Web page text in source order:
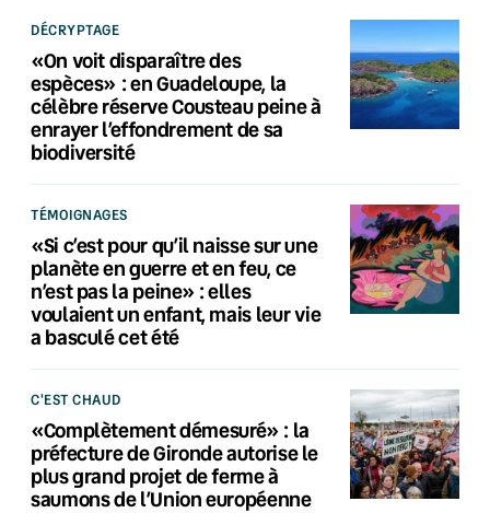
DÉCRYPTAGE
«On voit disparaître des
espèces» : en Guadeloupe, la
célèbre réserve Cousteau peine à
enrayer l’effondrement de sa
biodiversité
TÉMOIGNAGES
«Si c’est pour qu’il naisse sur une
planète en guerre et en feu, ce
n’est pas la peine» : elles
voulaient un enfant, mais leur vie
a basculé cet été
C'EST CHAUD
«Complètement démesuré» : la
préfecture de Gironde autorise le
plus grand projet de ferme à
saumons de l’Union européenne